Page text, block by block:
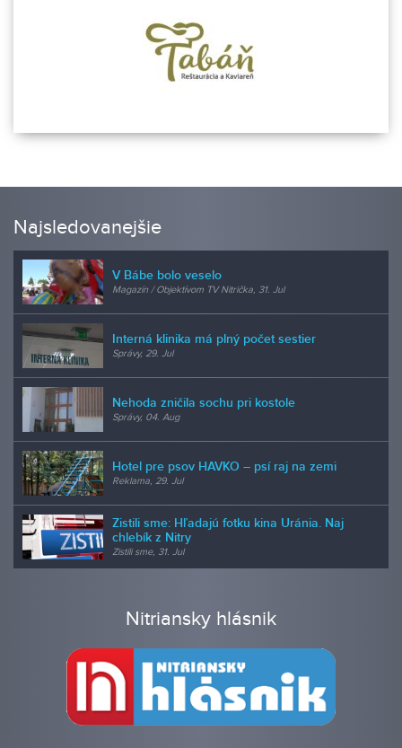
Najsledovanejšie
V Bábe bolo veselo
Magazín / Objektívom TV Nitrička, 31. Jul
Interná klinika má plný počet sestier
Správy, 29. Jul
Nehoda zničila sochu pri kostole
Správy, 04. Aug
Hotel pre psov HAVKO – psí raj na zemi
Reklama, 29. Jul
Zistili sme: Hľadajú fotku kina Uránia. Naj
chlebík z Nitry
Zistili sme, 31. Jul
Nitriansky hlásnik